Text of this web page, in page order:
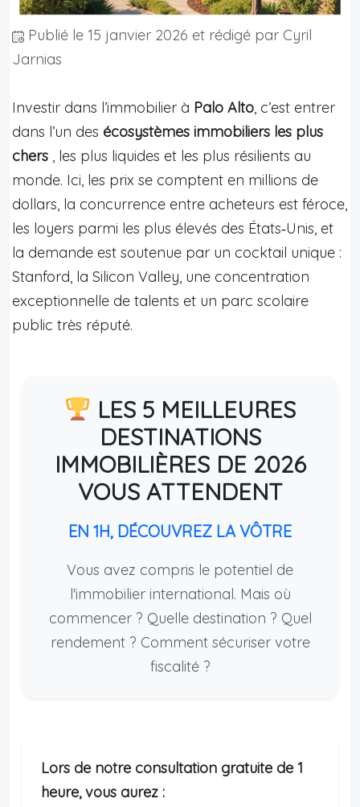
Publié le 15 janvier 2026 et rédigé par Cyril
Jarnias
Investir dans l’immobilier à Palo Alto, c’est entrer
dans l’un des écosystèmes immobiliers les plus
chers , les plus liquides et les plus résilients au
monde. Ici, les prix se comptent en millions de
dollars, la concurrence entre acheteurs est féroce,
les loyers parmi les plus élevés des États‑Unis, et
la demande est soutenue par un cocktail unique :
Stanford, la Silicon Valley, une concentration
exceptionnelle de talents et un parc scolaire
public très réputé.
LES 5 MEILLEURES
DESTINATIONS
IMMOBILIÈRES DE 2026
VOUS ATTENDENT
EN 1H, DÉCOUVREZ LA VÔTRE
Vous avez compris le potentiel de
l'immobilier international. Mais où
commencer ? Quelle destination ? Quel
rendement ? Comment sécuriser votre
fiscalité ?
Lors de notre consultation gratuite de 1
heure, vous aurez :